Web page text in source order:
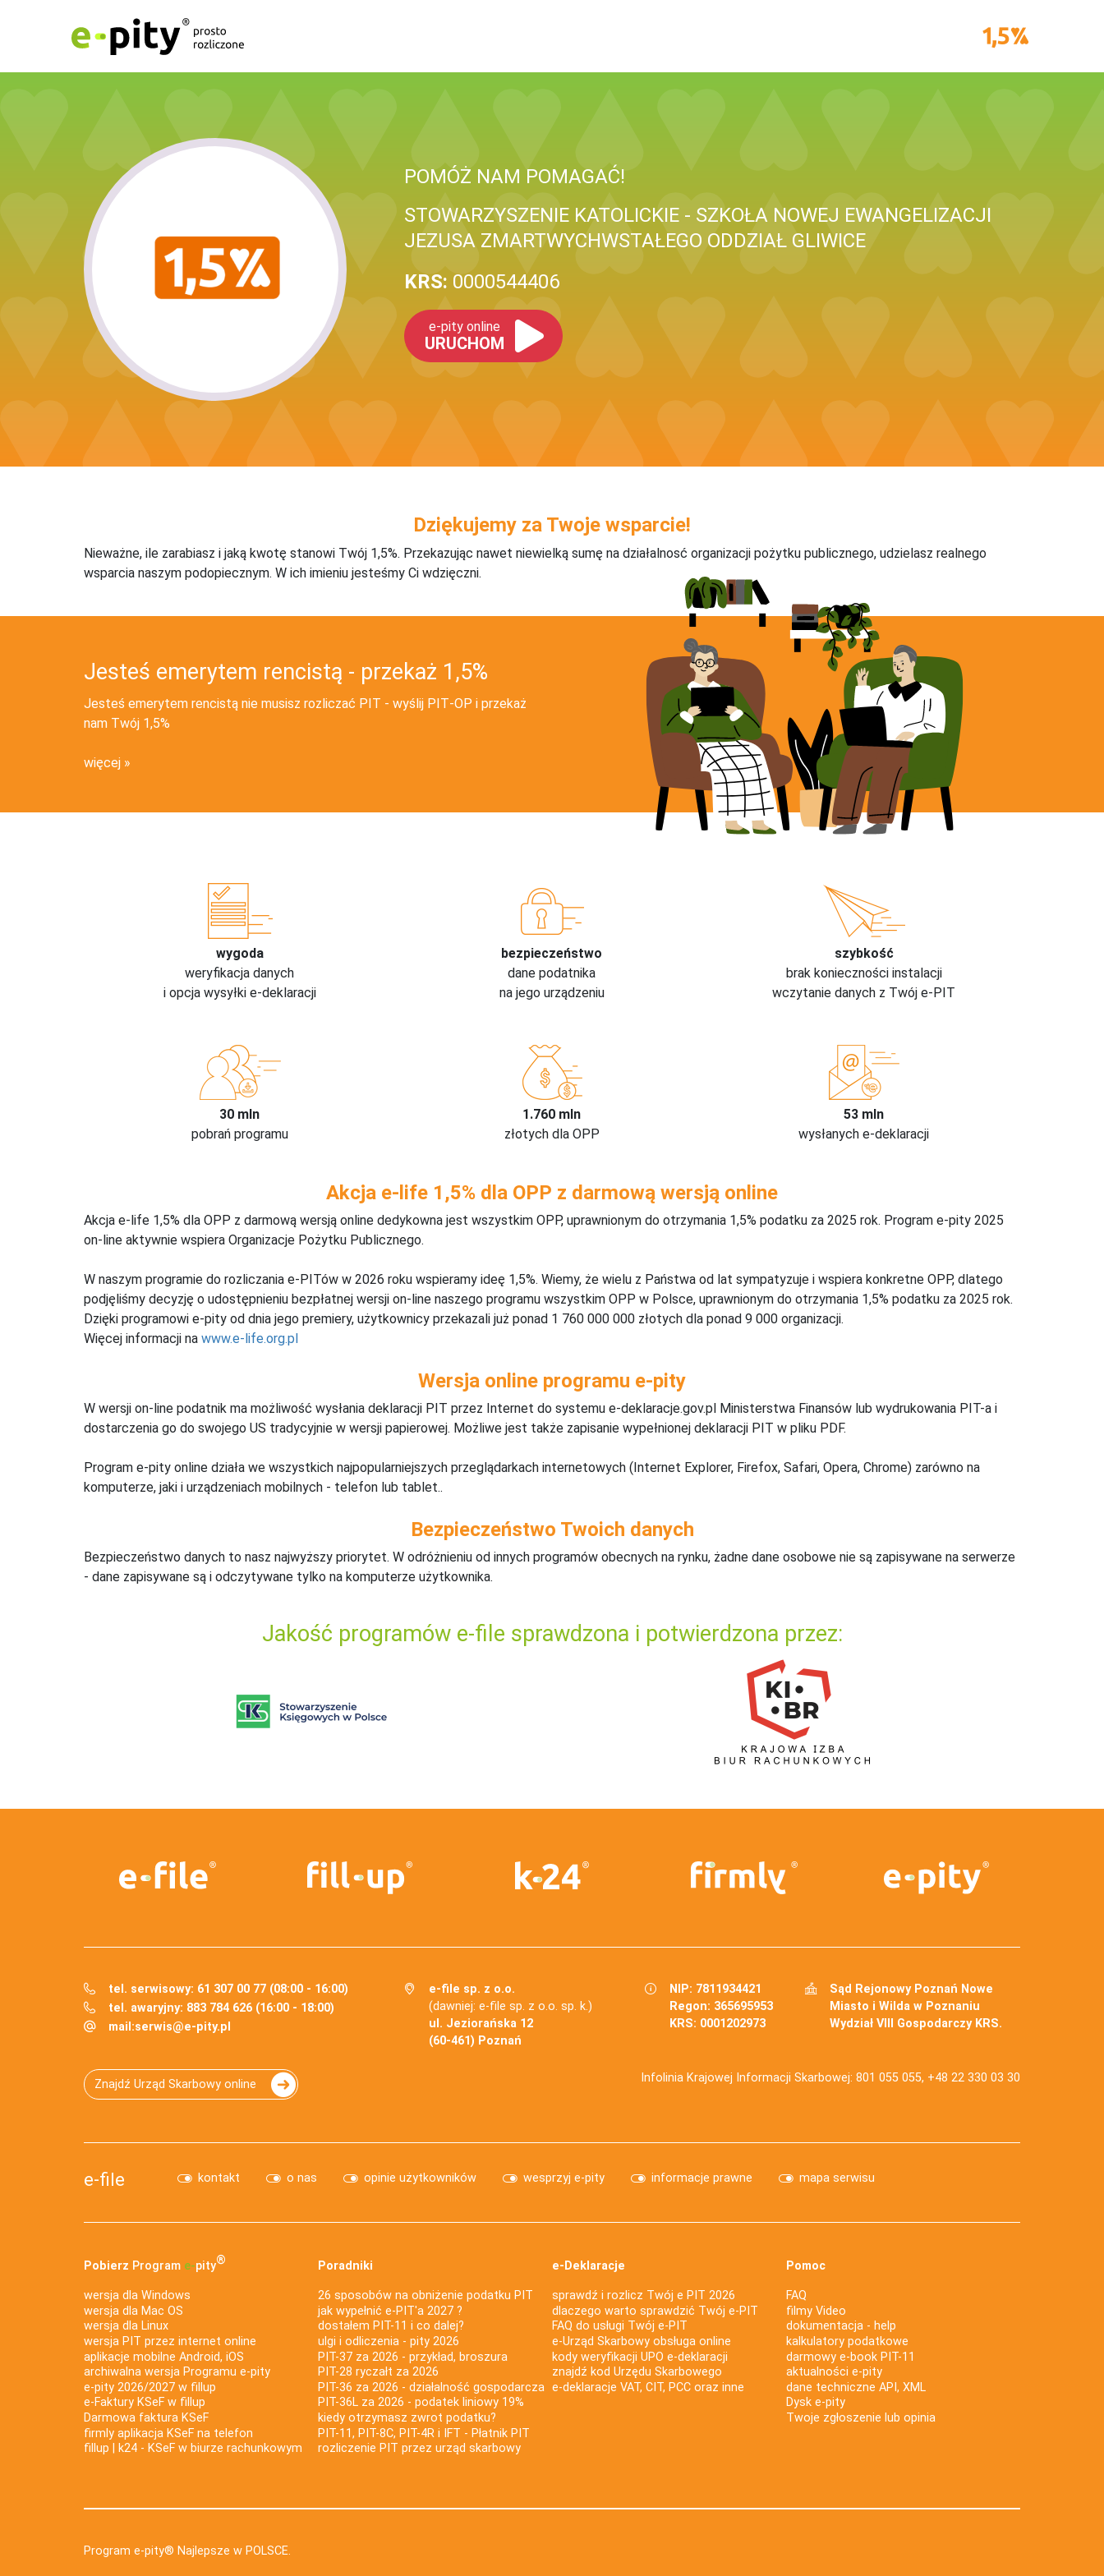
POMÓŻ NAM POMAGAĆ!
STOWARZYSZENIE KATOLICKIE - SZKOŁA NOWEJ EWANGELIZACJI
JEZUSA ZMARTWYCHWSTAŁEGO ODDZIAŁ GLIWICE
KRS: 0000544406
e-pity online
URUCHOM
Dziękujemy za Twoje wsparcie!
Nieważne, ile zarabiasz i jaką kwotę stanowi Twój 1,5%. Przekazując nawet niewielką sumę na działalnosć organizacji pożytku publicznego, udzielasz realnego
wsparcia naszym podopiecznym. W ich imieniu jesteśmy Ci wdzięczni.
Jesteś emerytem rencistą - przekaż 1,5%
Jesteś emerytem rencistą nie musisz rozliczać PIT - wyślij PIT‑OP i przekaż
nam Twój 1,5%
więcej
wygoda
weryfikacja danych
i opcja wysyłki e-deklaracji
bezpieczeństwo
dane podatnika
na jego urządzeniu
szybkość
brak konieczności instalacji
wczytanie danych z Twój e-PIT
30 mln
pobrań programu
1.760 mln
złotych dla OPP
53 mln
wysłanych e-deklaracji
Akcja e-life 1,5% dla OPP z darmową wersją online
Akcja e-life 1,5% dla OPP z darmową wersją online dedykowna jest wszystkim OPP, uprawnionym do otrzymania 1,5% podatku za 2025 rok. Program e-pity 2025
on-line aktywnie wspiera Organizacje Pożytku Publicznego.
W naszym programie do rozliczania e-PITów w 2026 roku wspieramy ideę 1,5%. Wiemy, że wielu z Państwa od lat sympatyzuje i wspiera konkretne OPP, dlatego
podjęliśmy decyzję o udostępnieniu bezpłatnej wersji on-line naszego programu wszystkim OPP w Polsce, uprawnionym do otrzymania 1,5% podatku za 2025 rok.
Dzięki programowi e-pity od dnia jego premiery, użytkownicy przekazali już ponad 1 760 000 000 złotych dla ponad 9 000 organizacji.
Więcej informacji na www.e-life.org.pl
Wersja online programu e-pity
W wersji on-line podatnik ma możliwość wysłania deklaracji PIT przez Internet do systemu e-deklaracje.gov.pl Ministerstwa Finansów lub wydrukowania PIT-a i
dostarczenia go do swojego US tradycyjnie w wersji papierowej. Możliwe jest także zapisanie wypełnionej deklaracji PIT w pliku PDF.
Program e-pity online działa we wszystkich najpopularniejszych przeglądarkach internetowych (Internet Explorer, Firefox, Safari, Opera, Chrome) zarówno na
komputerze, jaki i urządzeniach mobilnych - telefon lub tablet..
Bezpieczeństwo Twoich danych
Bezpieczeństwo danych to nasz najwyższy priorytet. W odróżnieniu od innych programów obecnych na rynku, żadne dane osobowe nie są zapisywane na serwerze
- dane zapisywane są i odczytywane tylko na komputerze użytkownika.
Jakość programów e-file sprawdzona i potwierdzona przez:
tel. serwisowy: 61 307 00 77 (08:00 - 16:00)
tel. awaryjny: 883 784 626 (16:00 - 18:00)
mail:serwis@e-pity.pl
e-file sp. z o.o.
(dawniej: e-file sp. z o.o. sp. k.)
ul. Jeziorańska 12
(60-461) Poznań
NIP: 7811934421
Regon: 365695953
KRS: 0001202973
Sąd Rejonowy Poznań Nowe
Miasto i Wilda w Poznaniu
Wydział VIII Gospodarczy KRS.
Znajdź Urząd Skarbowy online Infolinia Krajowej Informacji Skarbowej: 801 055 055, +48 22 330 03 30
e-file kontakt o nas opinie użytkowników wesprzyj e-pity informacje prawne mapa serwisu
Pobierz Program e‑pity®
wersja dla Windows
wersja dla Mac OS
wersja dla Linux
wersja PIT przez internet online
aplikacje mobilne Android, iOS
archiwalna wersja Programu e-pity
e-pity 2026/2027 w fillup
e‑Faktury KSeF w fillup
Darmowa faktura KSeF
firmly aplikacja KSeF na telefon
fillup | k24 - KSeF w biurze rachunkowym
Poradniki
26 sposobów na obniżenie podatku PIT
jak wypełnić e-PIT'a 2027 ?
dostałem PIT-11 i co dalej?
ulgi i odliczenia - pity 2026
PIT-37 za 2026 - przykład, broszura
PIT-28 ryczałt za 2026
PIT-36 za 2026 - działalność gospodarcza
PIT-36L za 2026 - podatek liniowy 19%
kiedy otrzymasz zwrot podatku?
PIT-11, PIT-8C, PIT-4R i IFT - Płatnik PIT
rozliczenie PIT przez urząd skarbowy
e-Deklaracje
sprawdź i rozlicz Twój e PIT 2026
dlaczego warto sprawdzić Twój e-PIT
FAQ do usługi Twój e-PIT
e-Urząd Skarbowy obsługa online
kody weryfikacji UPO e-deklaracji
znajdź kod Urzędu Skarbowego
e-deklaracje VAT, CIT, PCC oraz inne
Pomoc
FAQ
filmy Video
dokumentacja - help
kalkulatory podatkowe
darmowy e-book PIT-11
aktualności e-pity
dane techniczne API, XML
Dysk e-pity
Twoje zgłoszenie lub opinia
Program e-pity® Najlepsze w POLSCE.